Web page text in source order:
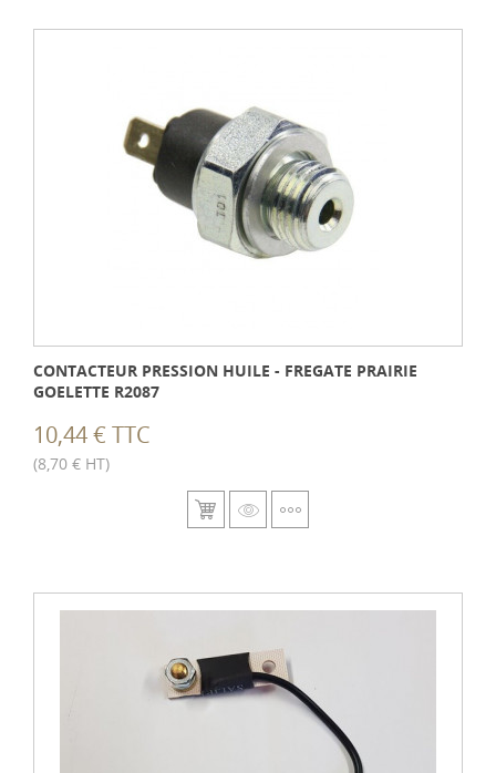
CONTACTEUR PRESSION HUILE - FREGATE PRAIRIE
GOELETTE R2087
10,44 € TTC
(8,70 € HT)